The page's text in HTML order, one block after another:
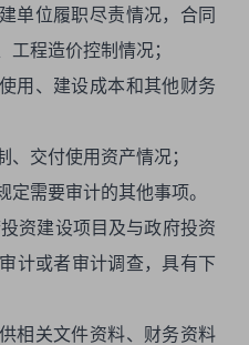
单位履职尽责情况，合同
工程造价控制情况；
用、建设成本和其他财务
、交付使用资产情况；
定需要审计的其他事项。
资建设项目及与政府投资
计或者审计调查，具有下
相关文件资料、财务资料